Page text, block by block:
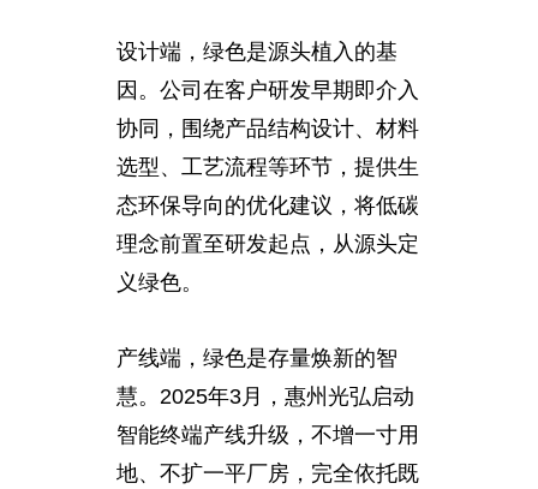
设计端，绿色是源头植入的基
因。公司在客户研发早期即介入
协同，围绕产品结构设计、材料
选型、工艺流程等环节，提供生
态环保导向的优化建议，将低碳
理念前置至研发起点，从源头定
义绿色。
产线端，绿色是存量焕新的智
慧。2025年3月，惠州光弘启动
智能终端产线升级，不增一寸用
地、不扩一平厂房，完全依托既